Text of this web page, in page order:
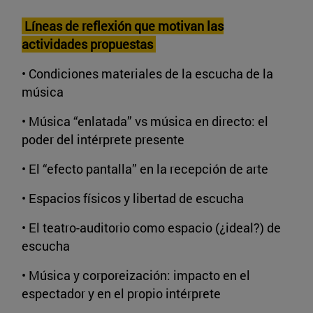
Líneas de reflexión que motivan las
actividades propuestas
• Condiciones materiales de la escucha de la
música
• Música “enlatada” vs música en directo: el
poder del intérprete presente
• El “efecto pantalla” en la recepción de arte
• Espacios físicos y libertad de escucha
• El teatro-auditorio como espacio (¿ideal?) de
escucha
• Música y corporeización: impacto en el
espectador y en el propio intérprete